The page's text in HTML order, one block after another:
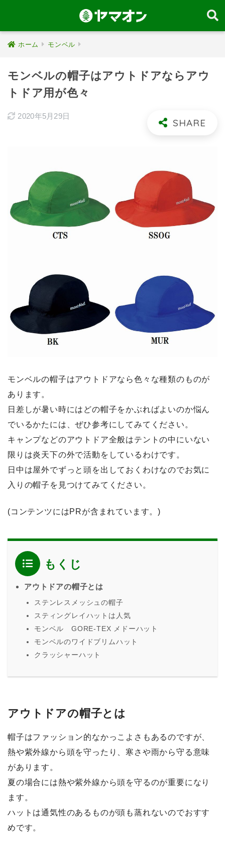
ホーム モンベル
モンベルの帽子はアウトドアならアウ
トドア用が色々
2020年5月29日
モンベルの帽子はアウトドアなら色々な種類のものが
あります。
日差しが暑い時にはどの帽子をかぶればよいのか悩ん
でいるかたには、ぜひ参考にしてみてください。
キャンプなどのアウトドア全般はテントの中にいない
限りは炎天下の外で活動をしているわけです。
日中は屋外でずっと頭を出しておくわけなのでお気に
入りの帽子を見つけてみてください。
(コンテンツにはPRが含まれています。)
もくじ
アウトドアの帽子とは
ステンレスメッシュの帽子
スティングレイハットは人気
モンベル GORE-TEX メドーハット
モンベルのワイドブリムハット
クラッシャーハット
アウトドアの帽子とは
帽子はファッション的なかっこよさもあるのですが、
熱や紫外線から頭を守ったり、寒さや雨から守る意味
があります。
夏の場合には熱や紫外線から頭を守るのが重要になり
ます。
ハットは通気性のあるものが頭も蒸れないのでおすす
めです。